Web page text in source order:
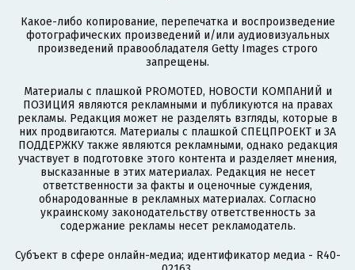
Какое-либо копирование, перепечатка и воспроизведение
фотографических произведений и/или аудиовизуальных
произведений правообладателя Getty Images строго
запрещены.
Материалы с плашкой PROMOTED, НОВОСТИ КОМПАНИЙ и
ПОЗИЦИЯ являются рекламными и публикуются на правах
рекламы. Редакция может не разделять взгляды, которые в
них продвигаются. Материалы с плашкой СПЕЦПРОЕКТ и ЗА
ПОДДЕРЖКУ также являются рекламными, однако редакция
участвует в подготовке этого контента и разделяет мнения,
высказанные в этих материалах. Редакция не несет
ответственности за факты и оценочные суждения,
обнародованные в рекламных материалах. Согласно
украинскому законодательству ответственность за
содержание рекламы несет рекламодатель.
Субъект в сфере онлайн-медиа; идентификатор медиа - R40-